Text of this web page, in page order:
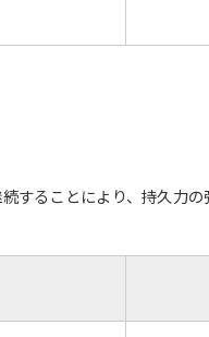
することにより、持久力